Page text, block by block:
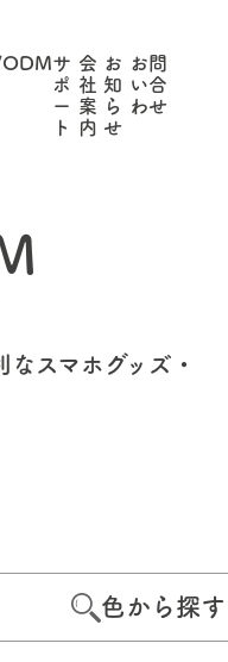
サ
ポ
ー
ト
会
社
案
内
お
知
ら
せ
お問
い合
わせ
なスマホグッズ・
色から探す